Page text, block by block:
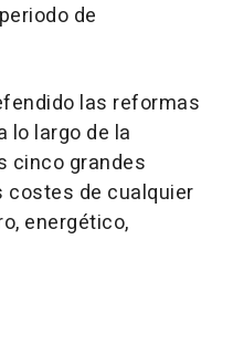
de
las reformas
lo largo de la
cinco grandes
costes de cualquier
energético,